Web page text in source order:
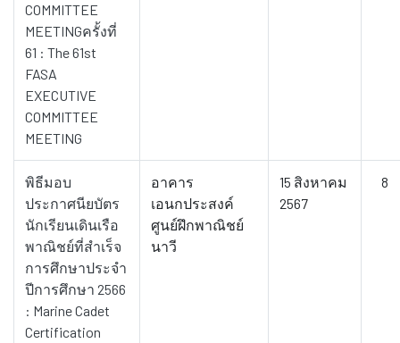
COMMITTEE
MEETINGครั้งที่
61 : The 61st
FASA
EXECUTIVE
COMMITTEE
MEETING
พิธีมอบ
ประกาศนียบัตร
นักเรียนเดินเรือ
พาณิชย์ที่สำเร็จ
การศึกษาประจำ
ปีการศึกษา 2566
: Marine Cadet
Certification
อาคาร
เอนกประสงค์
ศูนย์ฝึกพาณิชย์
นาวี
15 สิงหาคม
2567
8